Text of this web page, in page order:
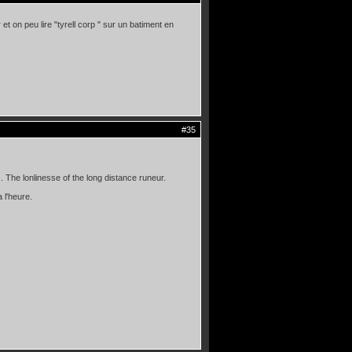
on peu lire "tyrell corp " sur un batiment en
#35
lonlinesse of the long distance runeur.
l'heure.